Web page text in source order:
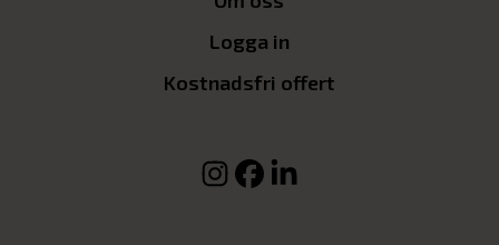
Logga in
Kostnadsfri offert